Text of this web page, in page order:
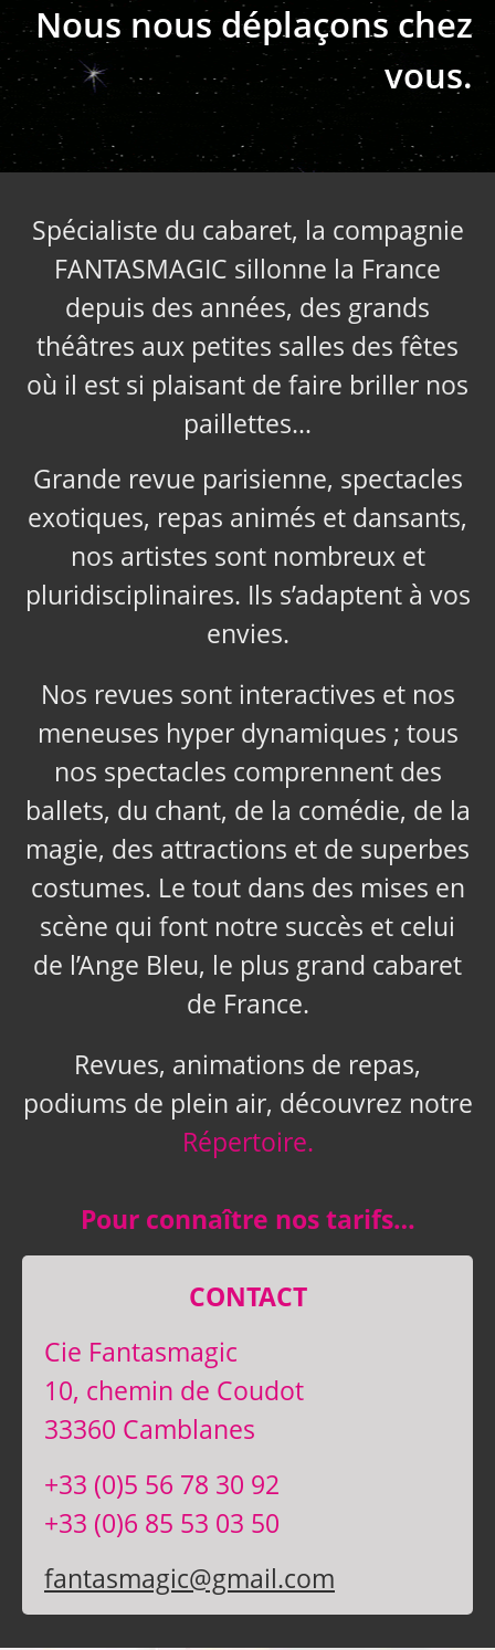
Nous nous déplaçons chez
vous.
Spécialiste du cabaret, la compagnie
FANTASMAGIC sillonne la France
depuis des années, des grands
théâtres aux petites salles des fêtes
où il est si plaisant de faire briller nos
paillettes…
Grande revue parisienne, spectacles
exotiques, repas animés et dansants,
nos artistes sont nombreux et
pluridisciplinaires. Ils s’adaptent à vos
envies.
Nos revues sont interactives et nos
meneuses hyper dynamiques ; tous
nos spectacles comprennent des
ballets, du chant, de la comédie, de la
magie, des attractions et de superbes
costumes. Le tout dans des mises en
scène qui font notre succès et celui
de l’Ange Bleu, le plus grand cabaret
de France.
Revues, animations de repas,
podiums de plein air, découvrez notre
Répertoire.
Pour connaître nos tarifs…
CONTACT
Cie Fantasmagic
10, chemin de Coudot
33360 Camblanes
+33 (0)5 56 78 30 92
+33 (0)6 85 53 03 50
fantasmagic@gmail.com